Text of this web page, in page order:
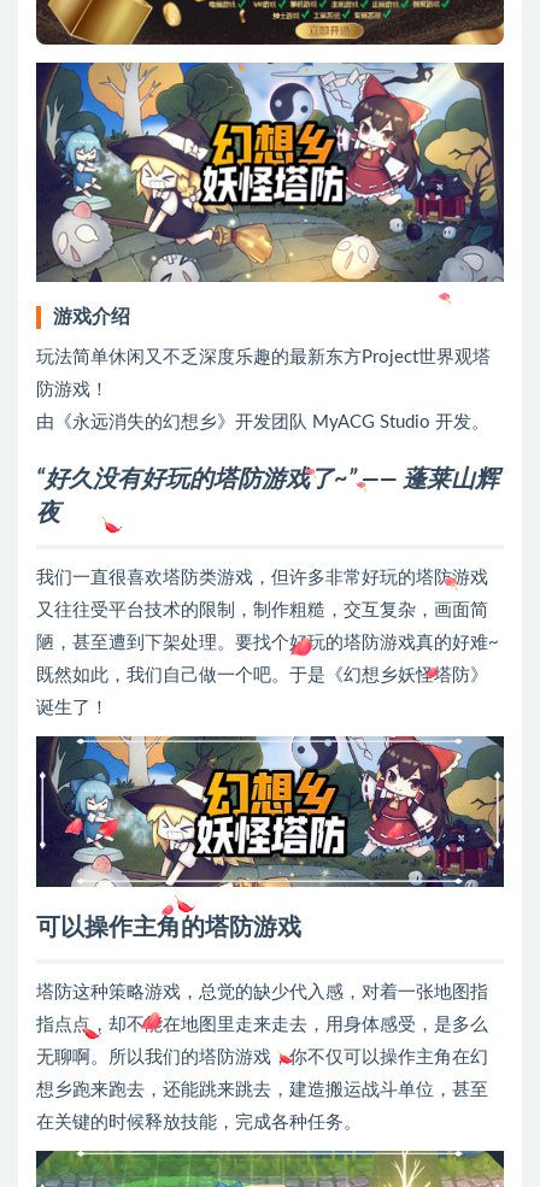
游戏介绍
玩法简单休闲又不乏深度乐趣的最新东方Project世界观塔
防游戏！
由《永远消失的幻想乡》开发团队 MyACG Studio 开发。
“好久没有好玩的塔防游戏了~” —— 蓬莱山辉
夜
我们一直很喜欢塔防类游戏，但许多非常好玩的塔防游戏
又往往受平台技术的限制，制作粗糙，交互复杂，画面简
陋，甚至遭到下架处理。要找个好玩的塔防游戏真的好难~
既然如此，我们自己做一个吧。于是《幻想乡妖怪塔防》
诞生了！
可以操作主角的塔防游戏
塔防这种策略游戏，总觉的缺少代入感，对着一张地图指
指点点，却不能在地图里走来走去，用身体感受，是多么
无聊啊。所以我们的塔防游戏，你不仅可以操作主角在幻
想乡跑来跑去，还能跳来跳去，建造搬运战斗单位，甚至
在关键的时候释放技能，完成各种任务。